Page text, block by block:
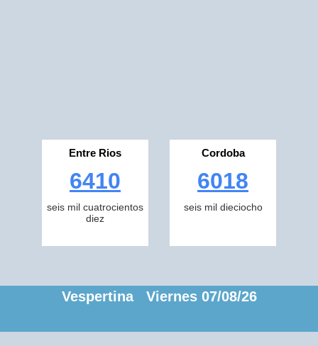
Entre Rios
6410
seis mil cuatrocientos
diez
Cordoba
6018
seis mil dieciocho
Vespertina Viernes 07/08/26